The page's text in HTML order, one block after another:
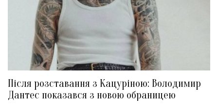
Після розставання з Кацуріною: Володимир
Дантес показався з новою обраницею